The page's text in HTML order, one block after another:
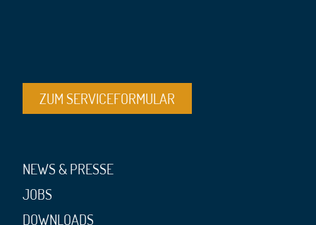
ZUM SERVICEFORMULAR
NEWS & PRESSE
JOBS
DOWNLOADS